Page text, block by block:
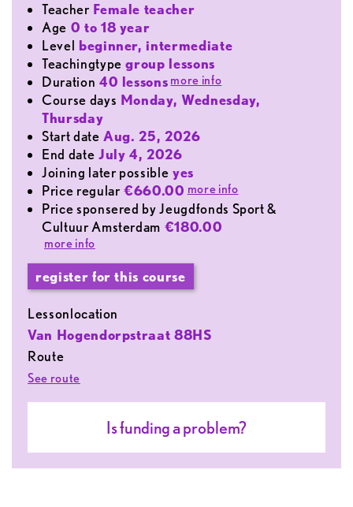
teacher Female teacher
age 0 to 18 year
level beginner, intermediate
teachingtype group lessons
duration 40 lessons more info
course days Monday, Wednesday,
Thursday
start date Aug. 25, 2026
end date July 4, 2026
joining later possible yes
price regular €660.00 more info
Price sponsered by Jeugdfonds Sport &
Cultuur Amsterdam €180.00
more info
register for this course
lessonlocation
Van Hogendorpstraat 88HS
Route
See route
is funding a problem?